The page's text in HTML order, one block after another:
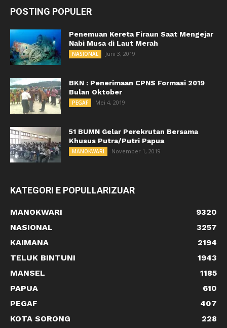
POSTING POPULER
Penemuan Kereta Firaun Saat Mengejar
Nabi Musa di Laut Merah
NASIONAL Juni 3, 2019
BKN : Penerimaan CPNS Formasi 2019
Bulan Oktober
PEGAF Mei 4, 2019
51 BUMN Gelar Perekrutan Bersama
Khusus Putra/Putri Papua
MANOKWARI November 1, 2019
KATEGORI E POPULLARIZUAR
MANOKWARI
9320
NASIONAL
3257
KAIMANA
2194
TELUK BINTUNI
1943
MANSEL
1185
PAPUA
610
PEGAF
407
KOTA SORONG
228